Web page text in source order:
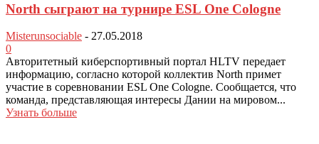
North сыграют на турнире ESL One Cologne
Misterunsociable - 27.05.2018
0
Авторитетный киберспортивный портал HLTV передает
информацию, согласно которой коллектив North примет
участие в соревновании ESL One Cologne. Сообщается, что
команда, представляющая интересы Дании на мировом...
Узнать больше